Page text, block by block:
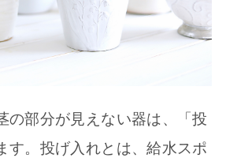
の部分が見えない器は、「投
す。投げ入れとは、給水スポ